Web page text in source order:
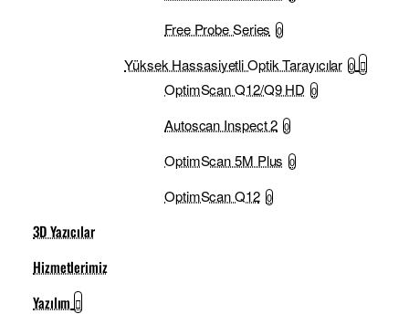
Free Probe Series 0
Yüksek Hassasiyetli Optik Tarayıcılar 0
OptimScan Q12/Q9 HD 0
Autoscan Inspect 2 0
OptimScan 5M Plus 0
OptimScan Q12 0
3D Yazıcılar
Hizmetlerimiz
Yazılım